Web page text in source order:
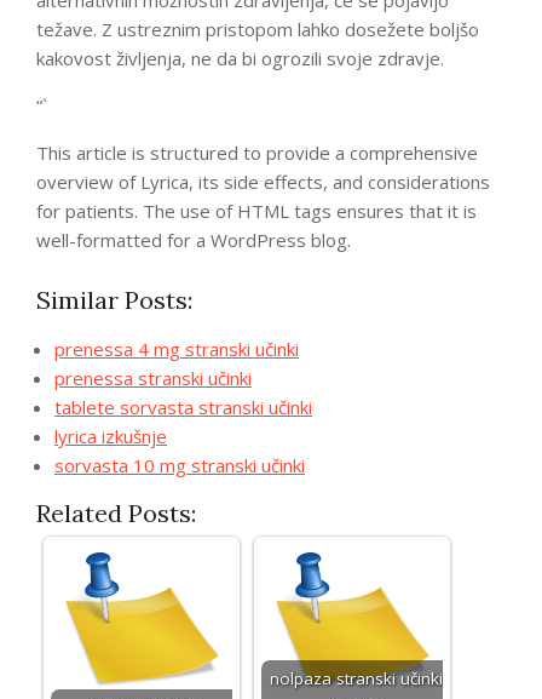
težave. Z ustreznim pristopom lahko dosežete boljšo
kakovost življenja, ne da bi ogrozili svoje zdravje.
“`
This article is structured to provide a comprehensive
overview of Lyrica, its side effects, and considerations
for patients. The use of HTML tags ensures that it is
well-formatted for a WordPress blog.
Similar Posts:
prenessa 4 mg stranski učinki
prenessa stranski učinki
tablete sorvasta stranski učinki
lyrica izkušnje
sorvasta 10 mg stranski učinki
Related Posts:
nolpaza stranski učinki